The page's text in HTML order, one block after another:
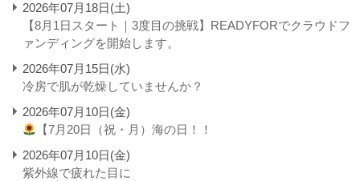
2026年07月18日(土)
【8月1日スタート｜3度目の挑戦】READYFORでクラウドフ
ァンディングを開始します。
2026年07月15日(水)
冷房で肌が乾燥していませんか？
2026年07月10日(金)
【7月20日（祝・月）海の日！！
2026年07月10日(金)
紫外線で疲れた目に